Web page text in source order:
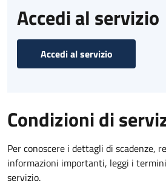
Accedi al servizio
Accedi al servizio
Condizioni di
Per conoscere i dettagli di scadenze,
informazioni importanti, leggi i
servizio.